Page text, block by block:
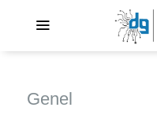
Genel